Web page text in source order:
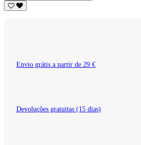
Envio grátis a partir de 29 €
Devoluções gratuitas (15 dias)